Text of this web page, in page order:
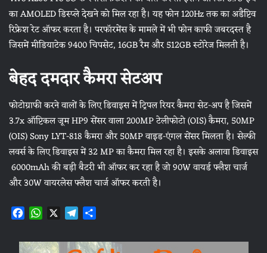
का AMOLED डिस्प्ले देखने को मिल रहा है। यह फोन 120Hz तक का अडैप्टिव
रिफ्रेश रेट ऑफर करता है। परफॉरमेंस के मामले में भी फोन काफी जबरदस्त है
जिसमें मीडियाटेक 9400 चिपसेट, 16GB रैम और 512GB स्टोरेज मिलती है।
बेहद दमदार कैमरा सेटअप
फोटोग्राफी करने वालों के लिए डिवाइस में ट्रिपल रियर कैमरा सेट-अप है जिसमें
3.7x ऑप्टिकल जूम HP9 सेंसर वाला 200MP टेलीफोटो (OIS) कैमरा, 50MP
(OIS) Sony LYT-818 कैमरा और 50MP वाइड-एंगल सेंसर मिलता है। सेल्फी
लवर्स के लिए डिवाइस में 32 MP का कैमरा मिल रहा है। इसके अलावा डिवाइस
6000mAh की बड़ी बैटरी भी ऑफर कर रहा है जो 90W वायर्ड फ्लैश चार्ज
और 30W वायरलेस फ्लैश चार्ज ऑफर करती है।
F
c
W
a
X T
l a